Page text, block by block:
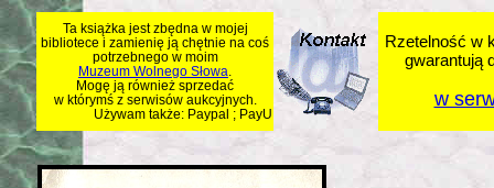
Ta książka jest zbędna w mojej
bibliotece i zamienię ją chętnie na coś
potrzebnego w moim
Muzeum Wolnego Słowa
Mogę ją również sprzedać
w którymś z serwisów aukcyjnych.
Używam także: Paypal ; PayU
Rzetelność w
gwarantują
w